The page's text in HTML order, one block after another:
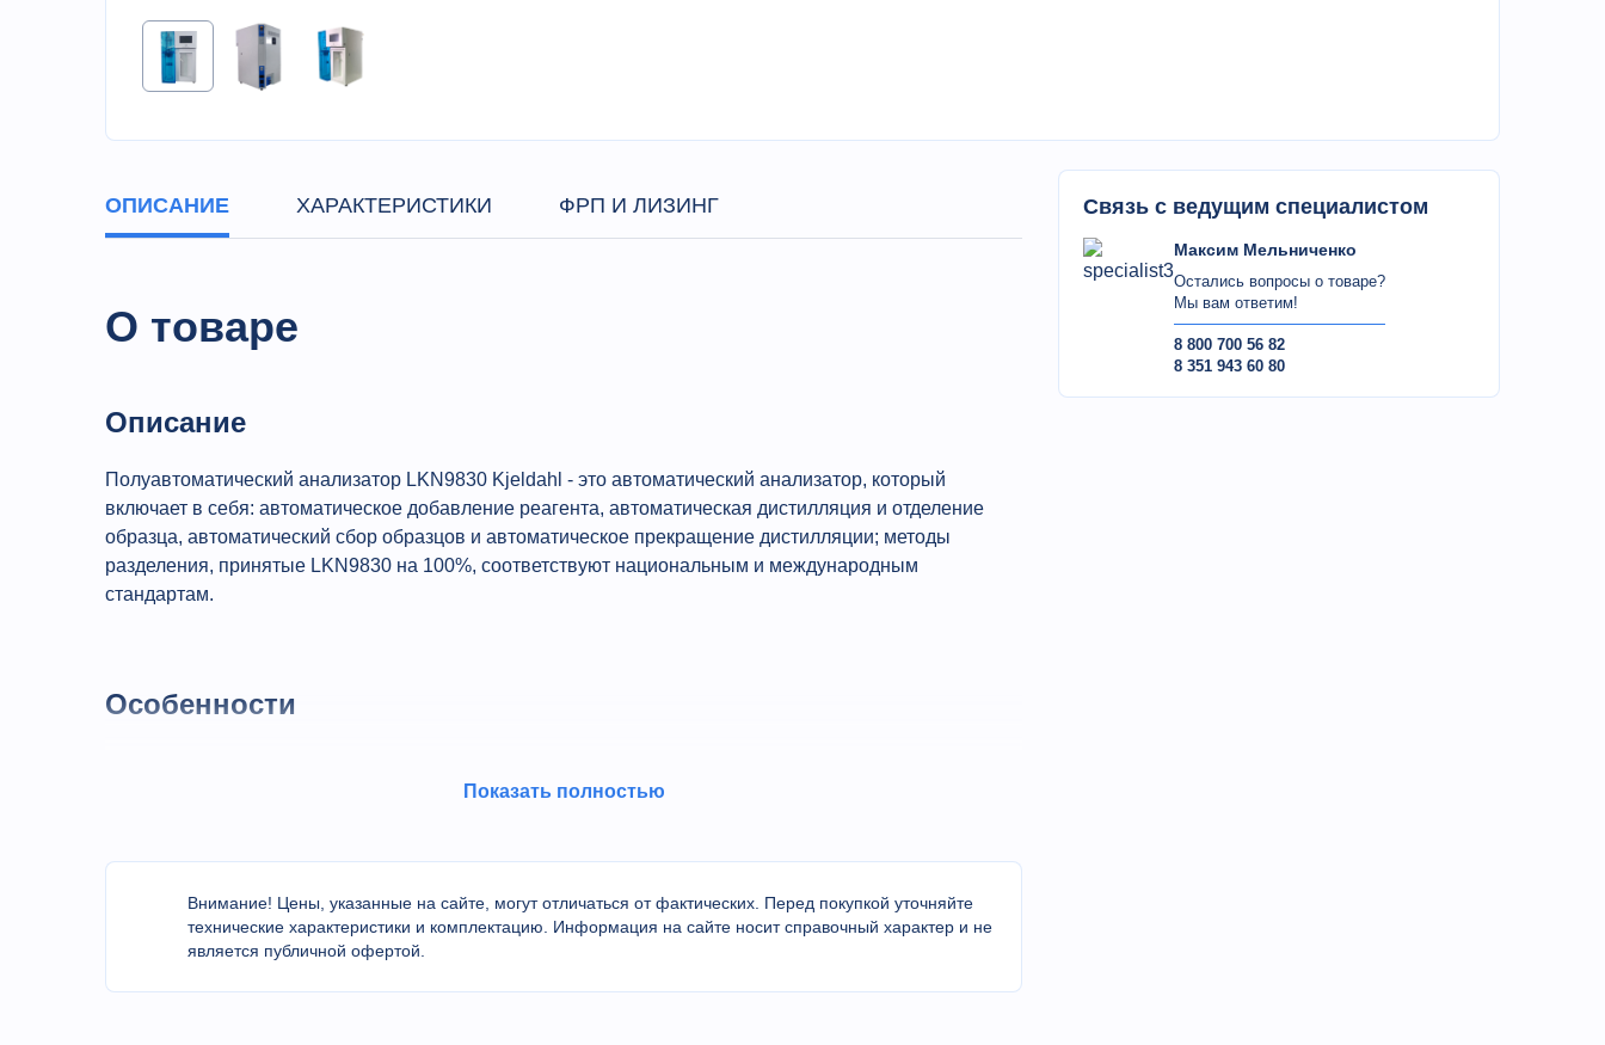
ОПИСАНИЕ ХАРАКТЕРИСТИКИ ФРП И ЛИЗИНГ
О товаре
Описание
Полуавтоматический анализатор LKN9830 Kjeldahl - это автоматический анализатор, который
включает в себя: автоматическое добавление реагента, автоматическая дистилляция и отделение
образца, автоматический сбор образцов и автоматическое прекращение дистилляции; методы
разделения, принятые LKN9830 на 100%, соответствуют национальным и международным
стандартам.
Особенности
количественного щелочного раствора и раствора борной кислоты.
Автоматическая система очистки реализует интеллектуальную функцию очистки трубопровода,
которая повышает точность измерения.
избыточного давления дистиллятора и трубопровода.
Показать полностью
Внимание! Цены, указанные на сайте, могут отличаться от фактических. Перед покупкой уточняйте
технические характеристики и комплектацию. Информация на сайте носит справочный характер и не
является публичной офертой.
Связь с ведущим специалистом
Максим Мельниченко
Остались вопросы о товаре?
Мы вам ответим!
8 800 700 56 82
8 351 943 60 80